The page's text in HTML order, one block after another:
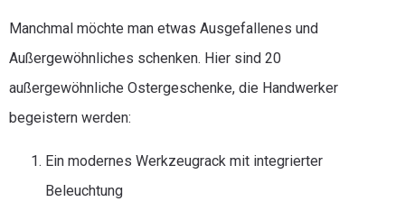
Manchmal möchte man etwas Ausgefallenes und
Außergewöhnliches schenken. Hier sind 20
außergewöhnliche Ostergeschenke, die Handwerker
begeistern werden:
Ein modernes Werkzeugrack mit integrierter
Beleuchtung